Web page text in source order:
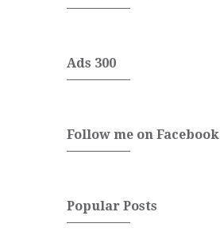
Ads 300
Follow me on Facebook
Popular Posts